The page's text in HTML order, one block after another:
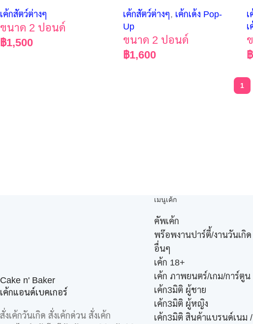
เค้กสัตว์ต่างๆ
ขนาด 2 ปอนด์
฿1,500
เค้กสัตว์ต่างๆ, เค้กเด้ง Pop-
Up
ขนาด 2 ปอนด์
฿1,600
฿
1
Cake n' Baker
เค้กแอนด์เบคเกอร์
สั่งเค้กวันเกิด สั่งเค้กด่วน สั่งเค้ก
เมนูเค้ก
คัพเค้ก
พร๊อพงานปาร์ตี้/งานวันเกิด
อื่นๆ
เค้ก 18+
เค้ก ภาพยนตร์/เกม/การ์ตูน
เค้ก3มิติ ผู้ชาย
เค้ก3มิติ ผู้หญิง
เค้ก3มิติ สินค้าแบรนด์เนม